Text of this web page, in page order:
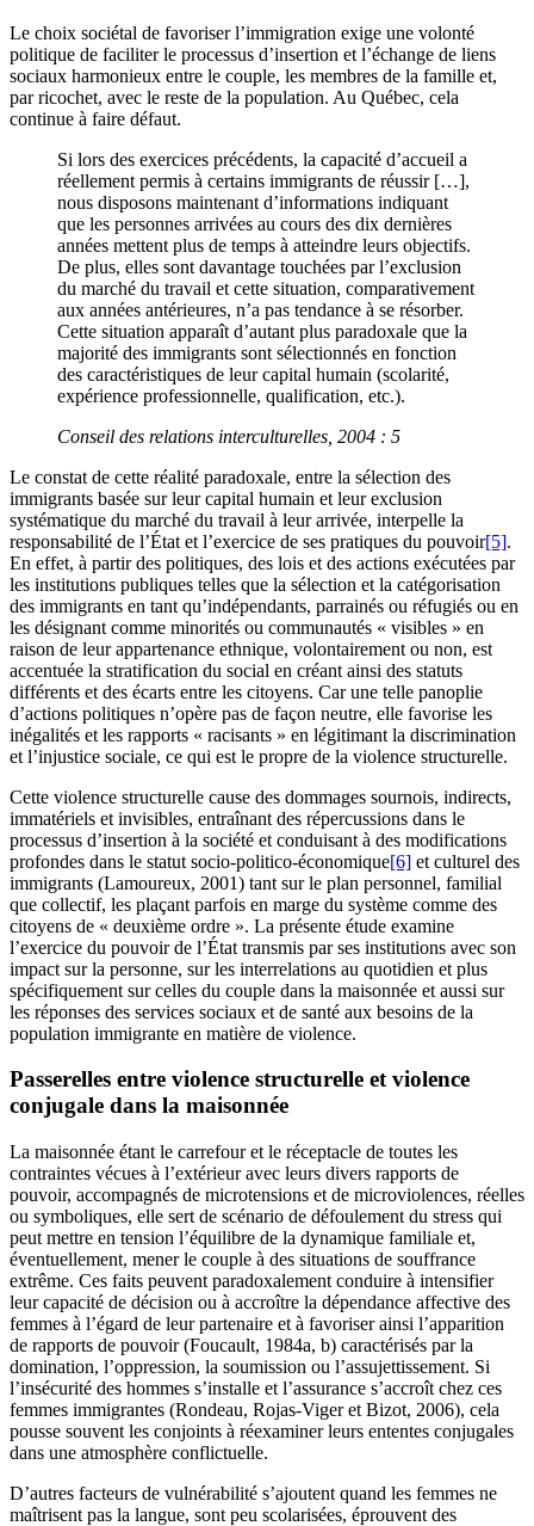
Le choix sociétal de favoriser l’immigration exige une volonté
politique de faciliter le processus d’insertion et l’échange de liens
sociaux harmonieux entre le couple, les membres de la famille et,
par ricochet, avec le reste de la population. Au Québec, cela
continue à faire défaut.
Si lors des exercices précédents, la capacité d’accueil a
réellement permis à certains immigrants de réussir […],
nous disposons maintenant d’informations indiquant
que les personnes arrivées au cours des dix dernières
années mettent plus de temps à atteindre leurs objectifs.
De plus, elles sont davantage touchées par l’exclusion
du marché du travail et cette situation, comparativement
aux années antérieures, n’a pas tendance à se résorber.
Cette situation apparaît d’autant plus paradoxale que la
majorité des immigrants sont sélectionnés en fonction
des caractéristiques de leur capital humain (scolarité,
expérience professionnelle, qualification, etc.).
Conseil des relations interculturelles, 2004 : 5
Le constat de cette réalité paradoxale, entre la sélection des
immigrants basée sur leur capital humain et leur exclusion
systématique du marché du travail à leur arrivée, interpelle la
responsabilité de l’État et l’exercice de ses pratiques du pouvoir[5].
En effet, à partir des politiques, des lois et des actions exécutées par
les institutions publiques telles que la sélection et la catégorisation
des immigrants en tant qu’indépendants, parrainés ou réfugiés ou en
les désignant comme minorités ou communautés « visibles » en
raison de leur appartenance ethnique, volontairement ou non, est
accentuée la stratification du social en créant ainsi des statuts
différents et des écarts entre les citoyens. Car une telle panoplie
d’actions politiques n’opère pas de façon neutre, elle favorise les
inégalités et les rapports « racisants » en légitimant la discrimination
et l’injustice sociale, ce qui est le propre de la violence structurelle.
Cette violence structurelle cause des dommages sournois, indirects,
immatériels et invisibles, entraînant des répercussions dans le
processus d’insertion à la société et conduisant à des modifications
profondes dans le statut socio-politico-économique[6] et culturel des
immigrants (Lamoureux, 2001) tant sur le plan personnel, familial
que collectif, les plaçant parfois en marge du système comme des
citoyens de « deuxième ordre ». La présente étude examine
l’exercice du pouvoir de l’État transmis par ses institutions avec son
impact sur la personne, sur les interrelations au quotidien et plus
spécifiquement sur celles du couple dans la maisonnée et aussi sur
les réponses des services sociaux et de santé aux besoins de la
population immigrante en matière de violence.
Passerelles entre violence structurelle et violence
conjugale dans la maisonnée
La maisonnée étant le carrefour et le réceptacle de toutes les
contraintes vécues à l’extérieur avec leurs divers rapports de
pouvoir, accompagnés de microtensions et de microviolences, réelles
ou symboliques, elle sert de scénario de défoulement du stress qui
peut mettre en tension l’équilibre de la dynamique familiale et,
éventuellement, mener le couple à des situations de souffrance
extrême. Ces faits peuvent paradoxalement conduire à intensifier
leur capacité de décision ou à accroître la dépendance affective des
femmes à l’égard de leur partenaire et à favoriser ainsi l’apparition
de rapports de pouvoir (Foucault, 1984a, b) caractérisés par la
domination, l’oppression, la soumission ou l’assujettissement. Si
l’insécurité des hommes s’installe et l’assurance s’accroît chez ces
femmes immigrantes (Rondeau, Rojas-Viger et Bizot, 2006), cela
pousse souvent les conjoints à réexaminer leurs ententes conjugales
dans une atmosphère conflictuelle.
D’autres facteurs de vulnérabilité s’ajoutent quand les femmes ne
maîtrisent pas la langue, sont peu scolarisées, éprouvent des